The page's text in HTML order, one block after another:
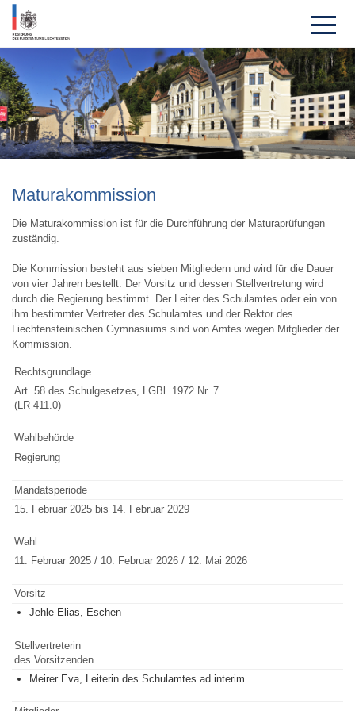
Matura­kom­mission
Die Maturakommission ist für die Durchführung der Maturaprüfungen
zuständig.
Die Kommission besteht aus sieben Mitgliedern und wird für die Dauer
von vier Jahren bestellt. Der Vorsitz und dessen Stellvertretung wird
durch die Regierung bestimmt. Der Leiter des Schulamtes oder ein von
ihm bestimmter Vertreter des Schulamtes und der Rektor des
Liechtensteinischen Gymnasiums sind von Amtes wegen Mitglieder der
Kommission.
Rechtsgrundlage
Art. 58 des Schulgesetzes, LGBl. 1972 Nr. 7
(LR 411.0)
Wahlbehörde
Regierung
Mandatsperiode
15. Februar 2025 bis 14. Februar 2029
Wahl
11. Februar 2025 / 10. Februar 2026 / 12. Mai 2026
Vorsitz
Jehle Elias, Eschen
Stellvertreterin
des Vorsitzenden
Meirer Eva, Leiterin des Schulamtes ad interim